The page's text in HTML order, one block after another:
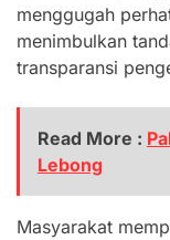
menggugah
menimbulkan
transparansi
Read More :
Lebong
Masyarakat